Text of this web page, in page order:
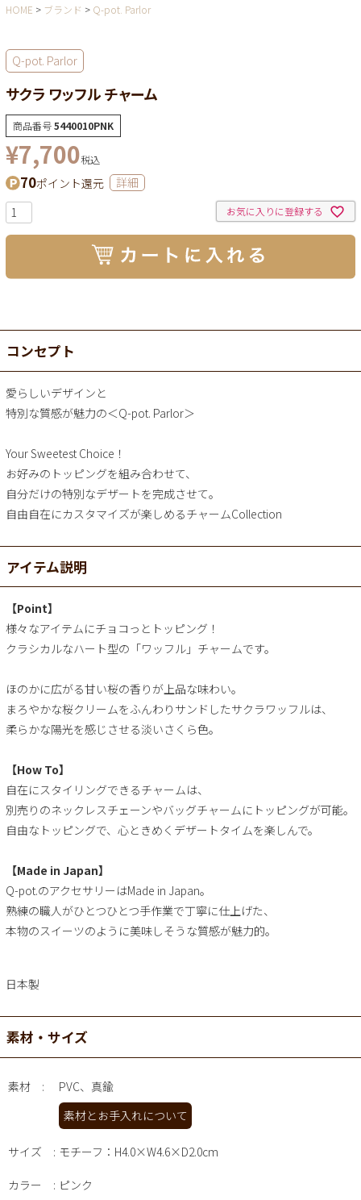
HOME ブランド Q-pot. Parlor
Q-pot. Parlor
サクラ ワッフル チャーム
商品番号5440010PNK
¥7,700税込
70ポイント還元 詳細
お気に入りに登録する
コンセプト
愛らしいデザインと
特別な質感が魅力の＜Q-pot. Parlor＞
Your Sweetest Choice！
お好みのトッピングを組み合わせて、
自分だけの特別なデザートを完成させて。
自由自在にカスタマイズが楽しめるチャームCollection
アイテム説明
【Point】
様々なアイテムにチョコっとトッピング！
クラシカルなハート型の「ワッフル」チャームです。
ほのかに広がる甘い桜の香りが上品な味わい。
まろやかな桜クリームをふんわりサンドしたサクラワッフルは、
柔らかな陽光を感じさせる淡いさくら色。
【How To】
自在にスタイリングできるチャームは、
別売りのネックレスチェーンやバッグチャームにトッピングが可能。
自由なトッピングで、心ときめくデザートタイムを楽しんで。
【Made in Japan】
Q-pot.のアクセサリーはMade in Japan。
熟練の職人がひとつひとつ手作業で丁寧に仕上げた、
本物のスイーツのように美味しそうな質感が魅力的。
日本製
素材・サイズ
素材
PVC、真鍮
素材とお手入れについて
サイズ モチーフ：H4.0×W4.6×D2.0cm
カラー ピンク